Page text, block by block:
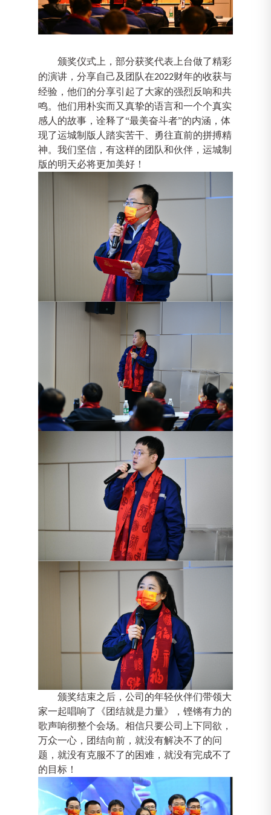
颁奖仪式上 ， 部分获奖代表上台做了精彩
的演讲，分享自己及团队在2022财年的收获与
经验，他们的分享引起了大家的强烈反响和共
鸣。 他们用朴实而又 真挚的语言和一个个真实
感人的故事，诠释了“最美奋斗者”的内涵 ， 体
现了运城制版人踏实苦干、勇往直前的拼搏精
神。 我们坚信，有这样的团队和伙伴，运城制
版的明天必将更加美好！
颁奖结束之后，公司的年轻伙伴们带领大
家一起唱响了 《团结就是力量》
，铿锵有力的
歌声响彻整个会场。相信只要公司上下同欲，
万众一心，团结向前，就没有解决不了的问
题，就没有克服不了的困难，就没有完成不了
的目标！